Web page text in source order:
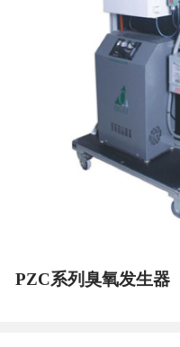
PZC系列臭氧发生器